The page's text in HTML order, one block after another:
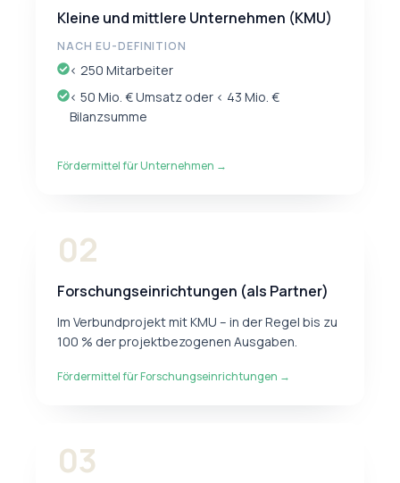
Kleine und mittlere Unternehmen (KMU)
NACH EU-DEFINITION
< 250 Mitarbeiter
< 50 Mio. € Umsatz oder < 43 Mio. €
Bilanzsumme
Fördermittel für Unternehmen →
02
Forschungseinrichtungen (als Partner)
Im Verbundprojekt mit KMU – in der Regel bis zu
100 % der projektbezogenen Ausgaben.
Fördermittel für Forschungseinrichtungen →
03